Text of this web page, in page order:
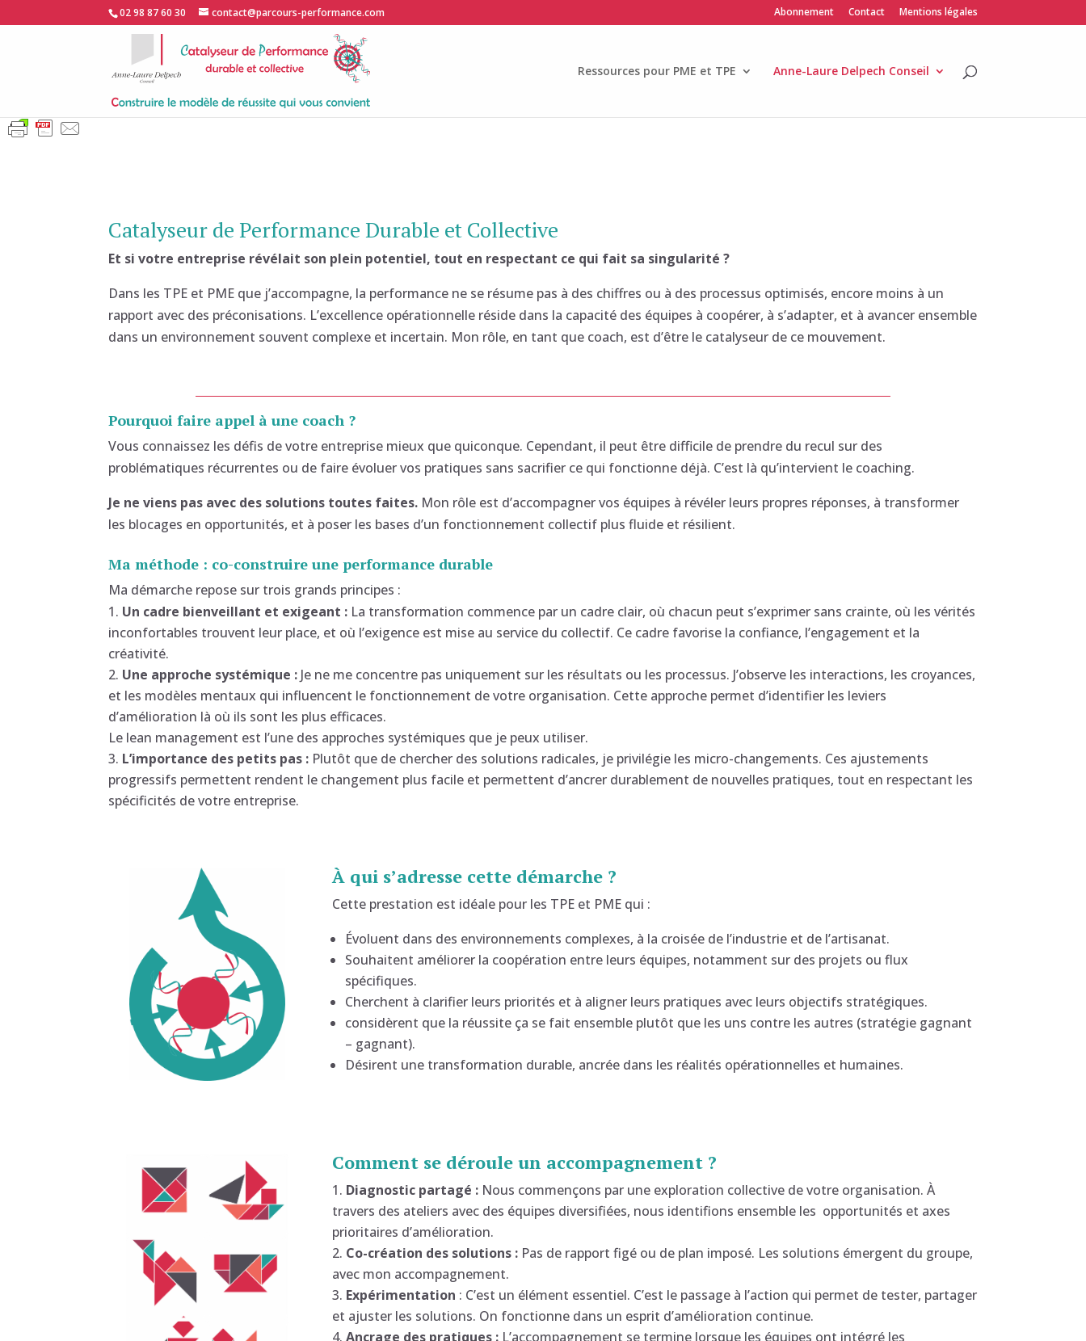
02 98 87 60 30 contact@parcours-performance.com Abonnement Contact Mentions légales
Ressources pour PME et TPE Anne-Laure Delpech Conseil
Catalyseur de Performance Durable et Collective
Et si votre entreprise révélait son plein potentiel, tout en respectant ce qui fait sa singularité ?
Dans les TPE et PME que j’accompagne, la performance ne se résume pas à des chiffres ou à des processus optimisés, encore moins à un
rapport avec des préconisations. L’excellence opérationnelle réside dans la capacité des équipes à coopérer, à s’adapter, et à avancer ensemble
dans un environnement souvent complexe et incertain. Mon rôle, en tant que coach, est d’être le catalyseur de ce mouvement.
Pourquoi faire appel à une coach ?
Vous connaissez les défis de votre entreprise mieux que quiconque. Cependant, il peut être difficile de prendre du recul sur des
problématiques récurrentes ou de faire évoluer vos pratiques sans sacrifier ce qui fonctionne déjà. C’est là qu’intervient le coaching.
Je ne viens pas avec des solutions toutes faites. Mon rôle est d’accompagner vos équipes à révéler leurs propres réponses, à transformer
les blocages en opportunités, et à poser les bases d’un fonctionnement collectif plus fluide et résilient.
Ma méthode : co-construire une performance durable
Ma démarche repose sur trois grands principes :
Un cadre bienveillant et exigeant : La transformation commence par un cadre clair, où chacun peut s’exprimer sans crainte, où les vérités
inconfortables trouvent leur place, et où l’exigence est mise au service du collectif. Ce cadre favorise la confiance, l’engagement et la
créativité.
Une approche systémique : Je ne me concentre pas uniquement sur les résultats ou les processus. J’observe les interactions, les croyances,
et les modèles mentaux qui influencent le fonctionnement de votre organisation. Cette approche permet d’identifier les leviers
d’amélioration là où ils sont les plus efficaces.
Le lean management est l’une des approches systémiques que je peux utiliser.
L’importance des petits pas : Plutôt que de chercher des solutions radicales, je privilégie les micro-changements. Ces ajustements
progressifs permettent rendent le changement plus facile et permettent d’ancrer durablement de nouvelles pratiques, tout en respectant les
spécificités de votre entreprise.
À qui s’adresse cette démarche ?
Cette prestation est idéale pour les TPE et PME qui :
Évoluent dans des environnements complexes, à la croisée de l’industrie et de l’artisanat.
Souhaitent améliorer la coopération entre leurs équipes, notamment sur des projets ou flux
spécifiques.
Cherchent à clarifier leurs priorités et à aligner leurs pratiques avec leurs objectifs stratégiques.
considèrent que la réussite ça se fait ensemble plutôt que les uns contre les autres (stratégie gagnant
– gagnant).
Désirent une transformation durable, ancrée dans les réalités opérationnelles et humaines.
Comment se déroule un accompagnement ?
Diagnostic partagé : Nous commençons par une exploration collective de votre organisation. À
travers des ateliers avec des équipes diversifiées, nous identifions ensemble les opportunités et axes
prioritaires d’amélioration.
Co-création des solutions : Pas de rapport figé ou de plan imposé. Les solutions émergent du groupe,
avec mon accompagnement.
Expérimentation : C’est un élément essentiel. C’est le passage à l’action qui permet de tester, partager
et ajuster les solutions. On fonctionne dans un esprit d’amélioration continue.
Ancrage des pratiques : L’accompagnement se termine lorsque les équipes ont intégré les